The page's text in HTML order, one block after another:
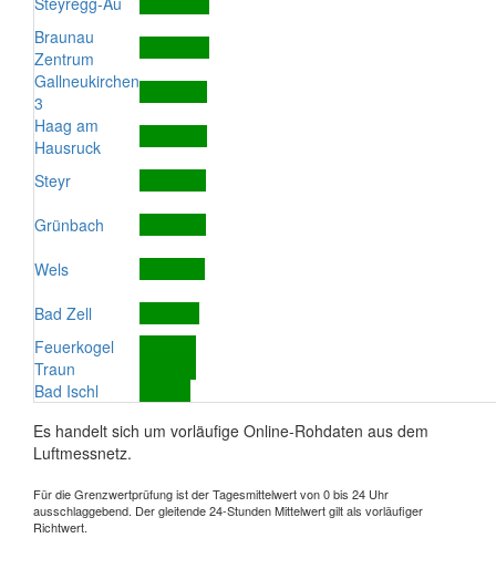
Braunau
Zentrum
Gallneukirchen
3
Haag am
Hausruck
Steyr
Grünbach
Wels
Bad Zell
Feuerkogel
Traun
Bad Ischl
Es handelt sich um vorläufige Online-Rohdaten aus dem
Luftmessnetz.
Für die Grenzwertprüfung ist der Tagesmittelwert von 0 bis 24 Uhr
ausschlaggebend. Der gleitende 24-Stunden Mittelwert gilt als vorläufiger
Richtwert.